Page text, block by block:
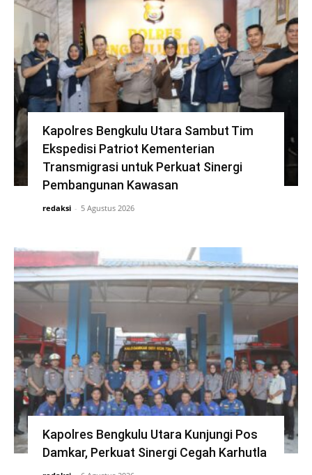
Kapolres Bengkulu Utara Sambut Tim
Ekspedisi Patriot Kementerian
Transmigrasi untuk Perkuat Sinergi
Pembangunan Kawasan
redaksi - 5 Agustus 2026
Kapolres Bengkulu Utara Kunjungi Pos
Damkar, Perkuat Sinergi Cegah Karhutla